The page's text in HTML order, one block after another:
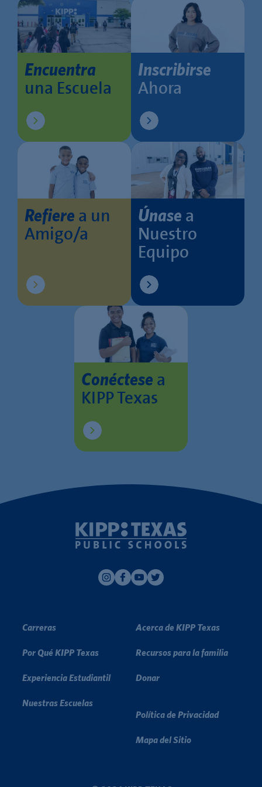
Encuentra
una Escuela
Inscribirse
Ahora
Refiere a un
Amigo/a
Únase a
Nuestro
Equipo
Conéctese a
KIPP Texas
Carreras
Por Qué KIPP Texas
Experiencia Estudiantil
Nuestras Escuelas
Acerca de KIPP Texas
Recursos para la familia
Donar
Política de Privacidad
Mapa del Sitio